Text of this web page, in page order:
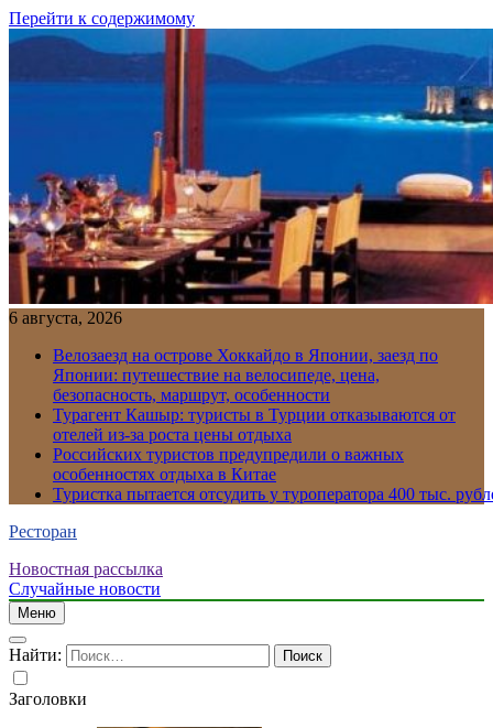
Перейти к содержимому
6 августа, 2026
Велозаезд на острове Хоккайдо в Японии, заезд по
Японии: путешествие на велосипеде, цена,
безопасность, маршрут, особенности
Турагент Кашыр: туристы в Турции отказываются от
отелей из-за роста цены отдыха
Российских туристов предупредили о важных
особенностях отдыха в Китае
Туристка пытается отсудить у туроператора 400 тыс.
Ресторан
Новостная рассылка
Случайные новости
Меню
Найти:
Заголовки